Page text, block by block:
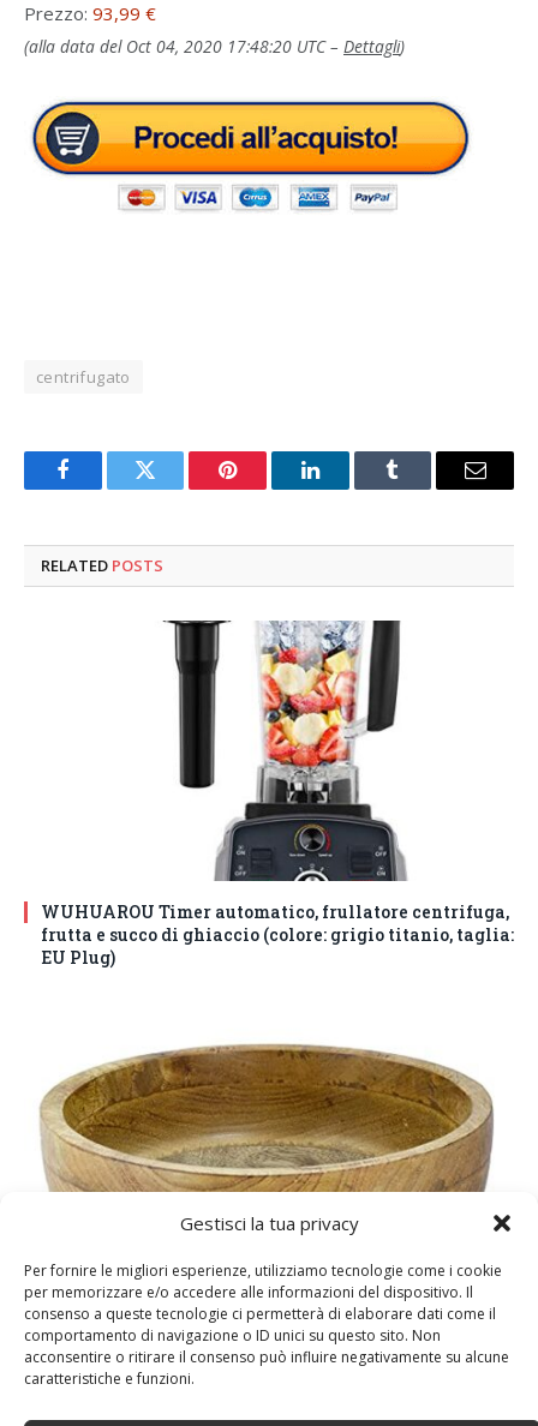
Gestisci la tua privacy
Per fornire le migliori esperienze, utilizziamo tecnologie come i cookie
per memorizzare e/o accedere alle informazioni del dispositivo. Il
consenso a queste tecnologie ci permetterà di elaborare dati come il
comportamento di navigazione o ID unici su questo sito. Non
acconsentire o ritirare il consenso può influire negativamente su alcune
caratteristiche e funzioni.
Prezzo: 93,99 €
(alla data del Oct 04, 2020 17:48:20 UTC – Dettagli)
centrifugato
FacebookTwitter Pinterest LinkedInTumblr Email
RELATED POSTS
WUHUAROU Timer automatico, frullatore centrifuga,
frutta e succo di ghiaccio (colore: grigio titanio, taglia:
EU Plug)
DM House Insalatiera grande in legno di mango, XXL,
24,5cm Ø x 9,5 cm di altezza, finitura a cera naturale
senza vernice artificiale. Fatto a mano, stile e design
unici.